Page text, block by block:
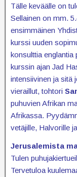
Tälle keväälle on
Sellainen on mm.
ensimmäinen
kurssi uuden
konsulttia
kurssin ajan Jad
intensiivinen ja sitä
vieraillut, tohtori
puhuvien Afrikan
Afrikassa.
vetäjille, Halvorille
Jerusalemista
Tulen
Tervetuloa